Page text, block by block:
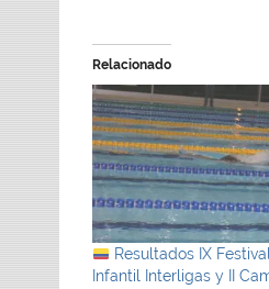
Relacionado
Resultados IX
Infantil Interligas y II